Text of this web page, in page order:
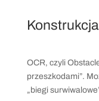
OCR, czyli
przeszkodami”.
„biegi